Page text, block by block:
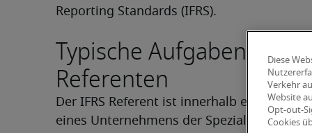
Reporting Standards (IFRS).
Typische Aufgaben eines
Referenten
Der IFRS Referent ist innerhalb einer Firma
eines Unternehmens der Spezialist für die
Diese
Verkehr
Website
Opt-out-
Cookies